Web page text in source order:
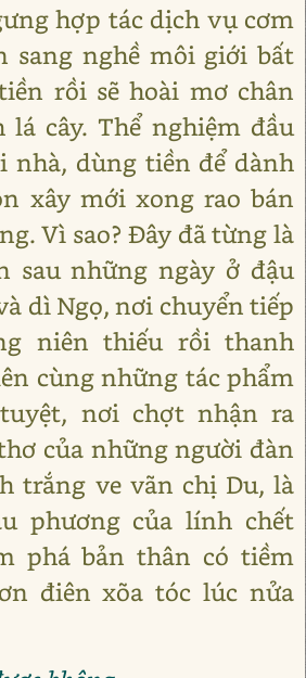
hợp tác dịch vụ cơm
sang nghề môi giới bất
rồi sẽ hoài mơ chân
cây. Thể nghiệm đầu
nhà, dùng tiền để dành
xây mới xong rao bán
Vì sao? Đây đã từng là
sau những ngày ở đậu
dì Ngọ, nơi chuyển tiếp
niên thiếu rồi thanh
cùng những tác phẩm
nơi chợt nhận ra
của những người đàn
trắng ve vãn chị Du, là
phương của lính chết
phá bản thân có tiềm
điên xõa tóc lúc nửa